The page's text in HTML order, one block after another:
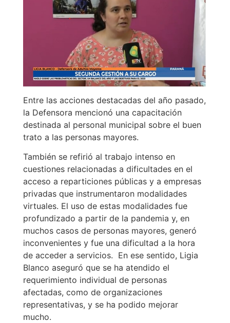
Entre las acciones destacadas del año pasado,
la Defensora mencionó una capacitación
destinada al personal municipal sobre el buen
trato a las personas mayores.
También se refirió al trabajo intenso en
cuestiones relacionadas a dificultades en el
acceso a reparticiones públicas y a empresas
privadas que instrumentaron modalidades
virtuales. El uso de estas modalidades fue
profundizado a partir de la pandemia y, en
muchos casos de personas mayores, generó
inconvenientes y fue una dificultad a la hora
de acceder a servicios. En ese sentido, Ligia
Blanco aseguró que se ha atendido el
requerimiento individual de personas
afectadas, como de organizaciones
representativas, y se ha podido mejorar
mucho.